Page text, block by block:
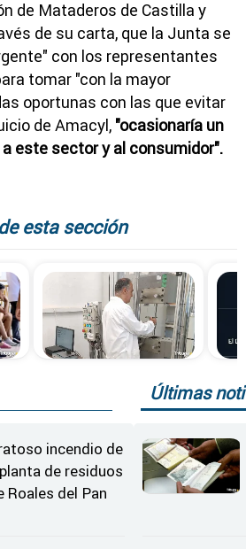
de Mataderos de Castilla y
de su carta, que la Junta se
con los representantes
tomar "con la mayor
oportunas con las que evitar
de Amacyl, "ocasionaría un
este sector y al consumidor".
esta sección
incendio de
de residuos
Roales del Pan
Últimas